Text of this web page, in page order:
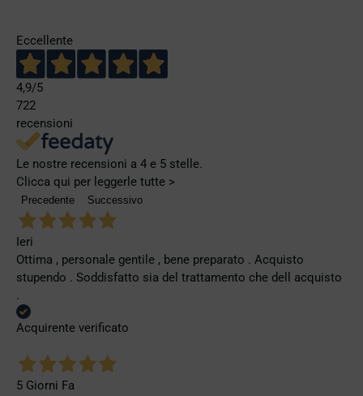
Eccellente
4,9/5
722
recensioni
Le nostre recensioni a 4 e 5 stelle.
Clicca qui per leggerle tutte >
Precedente Successivo
Ieri
Ottima , personale gentile , bene preparato . Acquisto
stupendo . Soddisfatto sia del trattamento che dell acquisto
.
Acquirente verificato
5 Giorni Fa